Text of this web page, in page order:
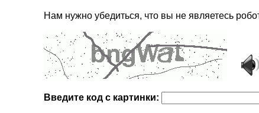
Нам нужно убедиться, что вы не являетесь
Введите код с картинки: